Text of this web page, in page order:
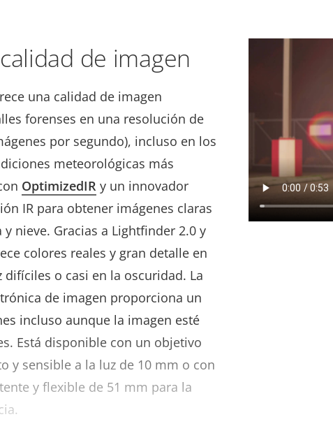
de imagen
una calidad de imagen
forenses en una resolución de
por segundo), incluso en los
meteorológicas más
OptimizedIR y un innovador
IR para obtener imágenes claras
nieve. Gracias a Lightfinder 2.0 y
colores reales y gran detalle en
difíciles o casi en la oscuridad. La
de imagen proporciona un
incluso aunque la imagen esté
Está disponible con un objetivo
y sensible a la luz de 10 mm o con
y flexible de 51 mm para la